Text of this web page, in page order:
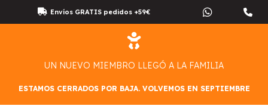
Envíos GRATIS pedidos +59€
UN NUEVO MIEMBRO LLEGÓ A LA FAMILIA
ESTAMOS CERRADOS POR BAJA. VOLVEMOS EN SEPTIEMBRE